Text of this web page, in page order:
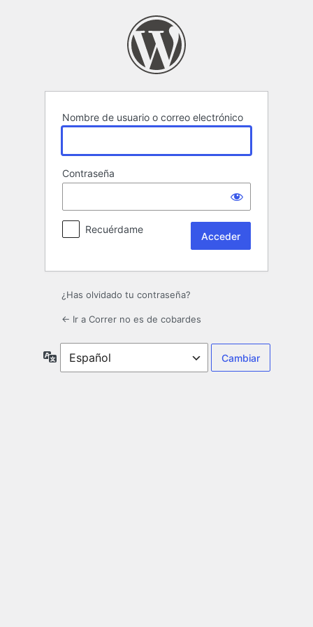
Nombre de usuario o correo electrónico
Contraseña
Recuérdame
¿Has olvidado tu contraseña?
← Ir a Correr no es de cobardes
Idioma